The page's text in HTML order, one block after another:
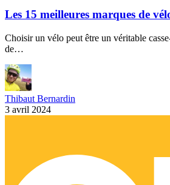
Les 15 meilleures marques de
Choisir un vélo peut être un véritable
de…
Thibaut Bernardin
3 avril 2024